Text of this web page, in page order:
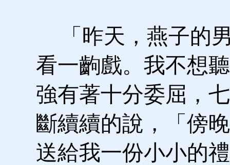
「昨天，燕子的
看一齣戲。我不想
強有著十分委屈，
斷續續的說，「傍
送給我一份小小的